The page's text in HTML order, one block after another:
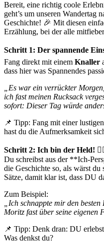
Bereit, eine richtig coole
geht’s um unseren Wandertag
Geschichte! 🎉 Mit diesen
Erzählung, bei der alle
Schritt 1: Der spannende
Fang direkt mit einem Knaller
dass hier was Spannendes
„Es war ein verrückter
ich fast meinen Rucksack
sofort: Dieser Tag würde
📌 Tipp: Fang mit einer
hast du die Aufmerksamkeit
Schritt 2: Ich bin der Held!
Du schreibst aus der **Ich-
die Geschichte so, als wärst
Sätze, damit klar ist, dass DU
Zum Beispiel:
„Ich schnappte mir den
Moritz fast über seine eigenen
📌 Tipp: Denk dran: DU
Was denkst du?